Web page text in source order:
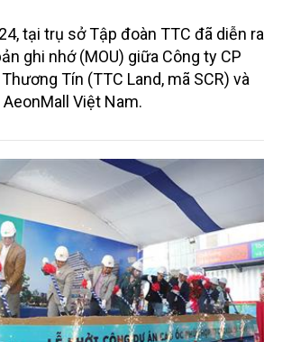
tại trụ sở Tập đoàn TTC đã diễn ra
ghi nhớ (MOU) giữa Công ty CP
Tín (TTC Land, mã SCR) và
Việt Nam.